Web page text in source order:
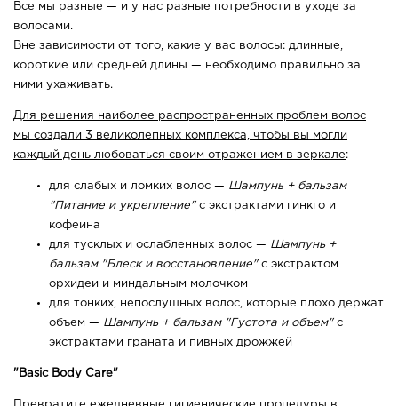
Все мы разные — и у нас разные потребности в уходе за
волосами.
Вне зависимости от того, какие у вас волосы: длинные,
короткие или средней длины — необходимо правильно за
ними ухаживать.
Для решения наиболее распространенных проблем волос
мы создали 3 великолепных комплекса, чтобы вы могли
каждый день любоваться своим отражением в зеркале:
для слабых и ломких волос — Шампунь + бальзам
"Питание и укрепление"с экстрактами гинкго и
кофеина
для тусклых и ослабленных волос — Шампунь +
бальзам "Блеск и восстановление"с экстрактом
орхидеи и миндальным молочком
для тонких, непослушных волос, которые плохо держат
объем — Шампунь + бальзам "Густота и объем"с
экстрактами граната и пивных дрожжей
"Basic Body Care"